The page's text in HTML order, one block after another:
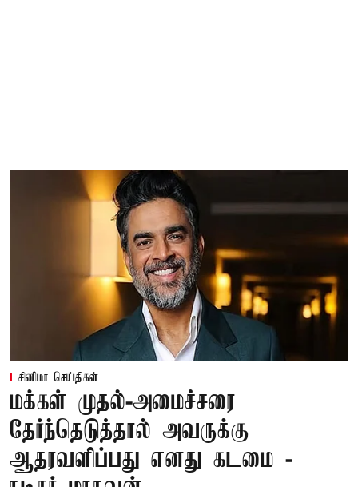
சினிமா செய்திகள்
மக்கள் முதல்-அமைச்சரை
தேர்ந்தெடுத்தால் அவருக்கு
ஆதரவளிப்பது எனது கடமை -